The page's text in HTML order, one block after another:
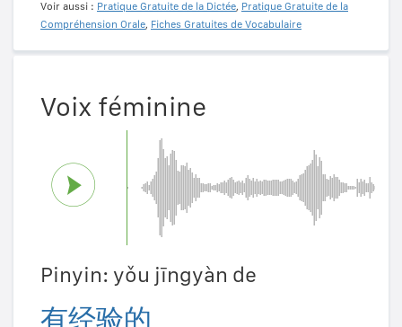
Voir aussi : Pratique Gratuite de la Dictée, Pratique Gratuite de la
Compréhension Orale, Fiches Gratuites de Vocabulaire
Voix féminine
Pinyin: yǒu jīngyàn de
有经验的